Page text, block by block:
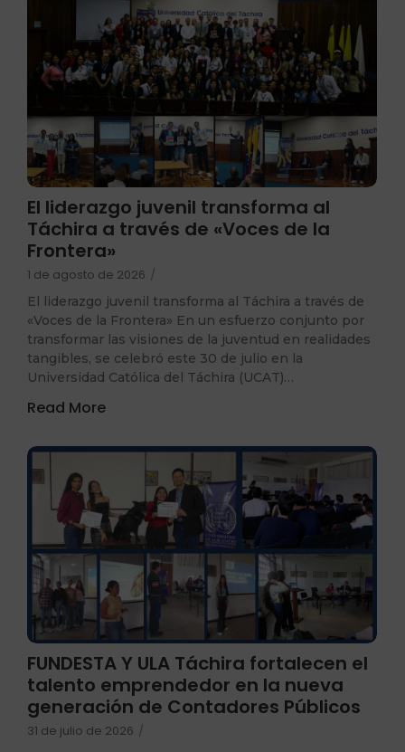
El liderazgo juvenil transforma al
Táchira a través de «Voces de la
Frontera»
1 de agosto de 2026 /
El liderazgo juvenil transforma al Táchira a través de
«Voces de la Frontera» En un esfuerzo conjunto por
transformar las visiones de la juventud en realidades
tangibles, se celebró este 30 de julio en la
Universidad Católica del Táchira (UCAT)…
Read More
FUNDESTA Y ULA Táchira fortalecen el
talento emprendedor en la nueva
generación de Contadores Públicos
31 de julio de 2026 /